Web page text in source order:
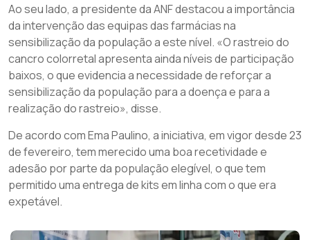
Ao seu lado, a presidente da ANF destacou a importância
da intervenção das equipas das farmácias na
sensibilização da população a este nível. «O rastreio do
cancro colorretal apresenta ainda níveis de participação
baixos, o que evidencia a necessidade de reforçar a
sensibilização da população para a doença e para a
realização do rastreio», disse.
De acordo com Ema Paulino, a iniciativa, em vigor desde 23
de fevereiro, tem merecido uma boa recetividade e
adesão por parte da população elegível, o que tem
permitido uma entrega de kits em linha com o que era
expetável.